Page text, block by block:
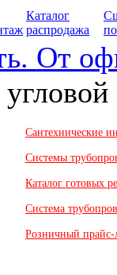
Каталог
распродажа
От
Сантехнические
Системы
Каталог готовых
Система
Розничный прайс-